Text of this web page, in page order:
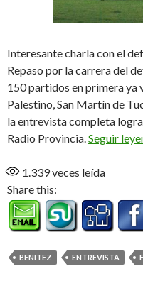
Interesante charla con el
Repaso por la carrera del
150 partidos en primera ya
Palestino, San Martín de
la entrevista completa
Radio Provincia. Seguir
1.339veces leída
Share this:
BENITEZ ENTREVISTA